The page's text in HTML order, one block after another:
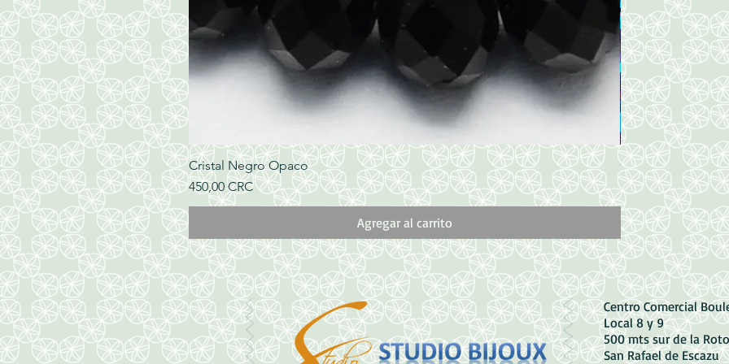
Vista rápida
Cristal Negro Opaco
Precio
450,00 CRC
Agregar al carrito
Cristal Azul
Precio
500,00 CRC
Centro Comercial
Local 8 y 9
500 mts sur de la
San Rafael de Escazu